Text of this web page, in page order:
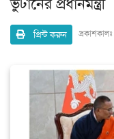
ভুটানের প্রধানমন্ত্রী
প্রিন্ট করুন প্রকাশকালঃ